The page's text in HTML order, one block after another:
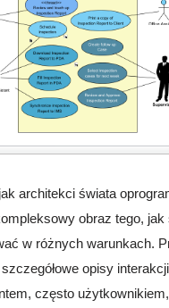
architekci świata
obraz tego, jak
w różnych warunkach.
opisy
często